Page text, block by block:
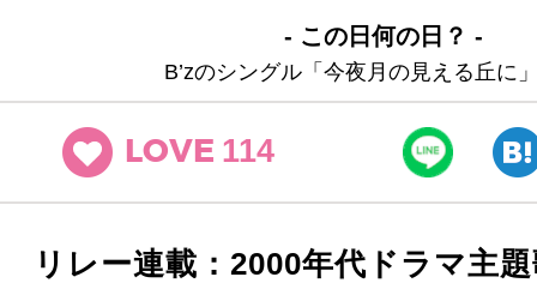
- この日何の日？ -
B’zのシングル「今夜月の見える丘に
LOVE 114
リレー連載：2000年代ドラマ主